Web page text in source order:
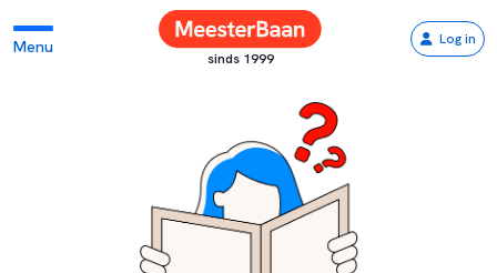
Menu
sinds 1999
Log in